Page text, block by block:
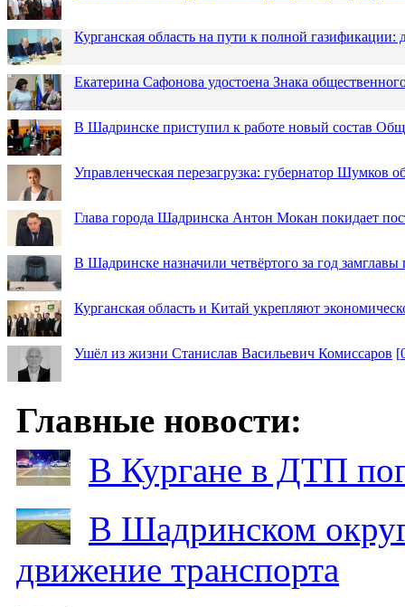
Курганская область на пути к полной
Екатерина Сафонова удостоена Знака
В Шадринске приступил к работе новый состав
Управленческая перезагрузка: губернатор Шумков
Глава города Шадринска Антон Мокан покидает
В Шадринске назначили четвёртого за год замглавы
Курганская область и Китай укрепляют
Ушёл из жизни Станислав Васильевич Комиссаров [
Главные новости:
В Кургане в ДТП
В Шадринском
движение транспорта